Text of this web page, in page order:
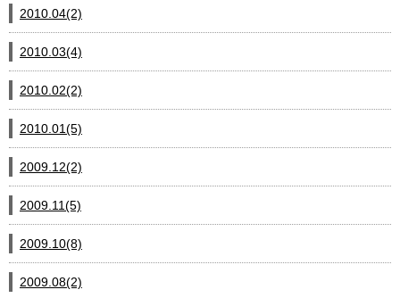
2010.04(2)
2010.03(4)
2010.02(2)
2010.01(5)
2009.12(2)
2009.11(5)
2009.10(8)
2009.08(2)